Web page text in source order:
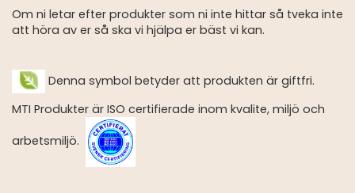
Om ni letar efter produkter som ni inte hittar så tveka inte
att höra av er så ska vi hjälpa er bäst vi kan.
Denna symbol betyder att produkten är giftfri.
MTI Produkter är ISO certifierade inom kvalite, miljö och
arbetsmiljö.